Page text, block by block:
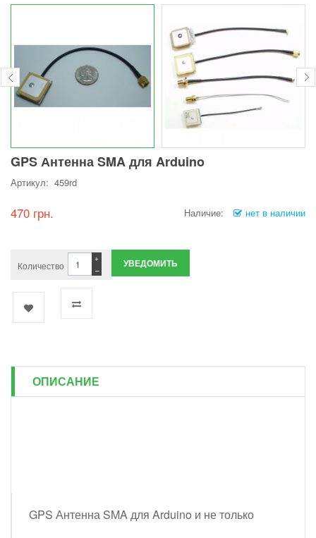
GPS Антенна SMA для Arduino
Артикул: 459rd
470 грн. Наличие: нет в наличии
Количество −
+ УВЕДОМИТЬ
ОПИСАНИЕ
GPS Антенна SMA для Arduino и не только